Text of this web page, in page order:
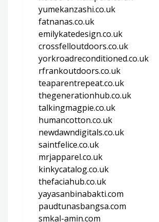
yumekanzashi.co.uk
fatnanas.co.uk
emilykatedesign.co.uk
crossfelloutdoors.co.uk
yorkroadreconditioned.co.uk
rfrankoutdoors.co.uk
teaparentrepeat.co.uk
thegenerationhub.co.uk
talkingmagpie.co.uk
humancotton.co.uk
newdawndigitals.co.uk
saintfelice.co.uk
mrjapparel.co.uk
kinkycatalog.co.uk
thefaciahub.co.uk
yayasanbinabakti.com
paudtunasbangsa.com
smkal-amin.com